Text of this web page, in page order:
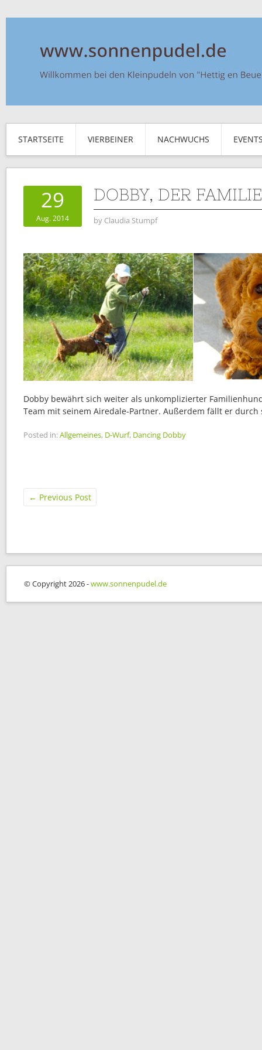
STARTSEITE VIERBEINER NACHWUCHS
29
Aug. 2014
DOBBY, DER
by Claudia Stumpf
Dobby bewährt sich weiter als unkomplizierter
Team mit seinem Airedale-Partner. Außerdem fällt er durch
Posted in:Allgemeines, D-Wurf, Dancing Dobby
← Previous Post
© Copyright 2026 -www.sonnenpudel.de